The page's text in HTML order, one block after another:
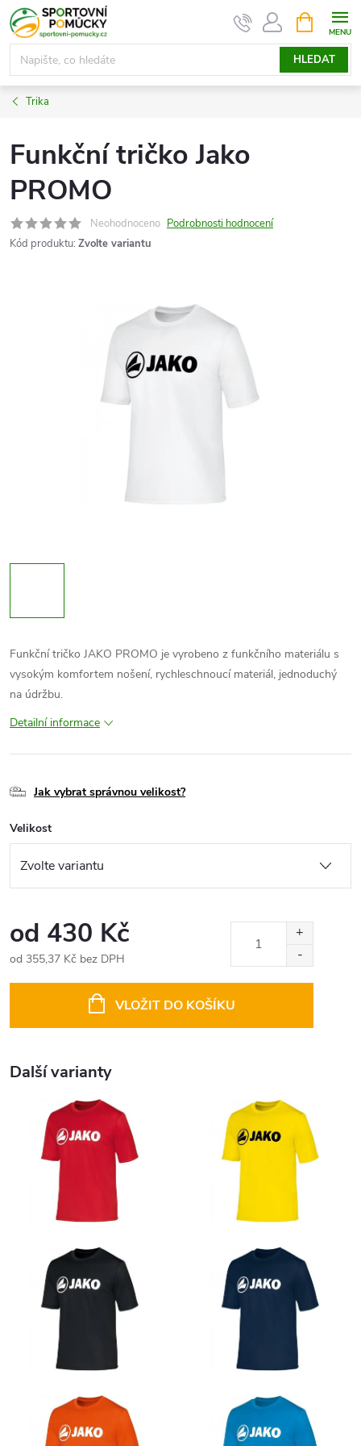
Přejít
na
obsah
HLEDAT
NÁKUPNÍ
KOŠÍK
Trika
Funkční tričko Jako
PROMO
Neohodnoceno Podrobnosti hodnocení
Kód produktu: Zvolte variantu
Funkční tričko JAKO PROMO je vyrobeno z funkčního materiálu s
vysokým komfortem nošení, rychleschnoucí materiál, jednoduchý
na údržbu.
Detailní informace
Jak vybrat správnou velikost?
Velikost
od 430 Kč
od 355,37 Kč bez DPH
VLOŽIT DO KOŠÍKU
Další varianty